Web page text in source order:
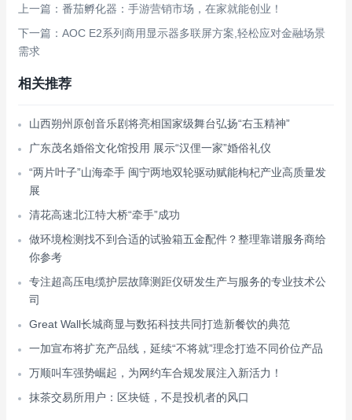
上一篇：番茄孵化器：手游营销市场，在家就能创业！
下一篇：AOC E2系列商用显示器多联屏方案,轻松应对金融场景
需求
相关推荐
山西朔州原创音乐剧将亮相国家级舞台弘扬“右玉精神”
广东茂名婚俗文化馆投用 展示“汉俚一家”婚俗礼仪
“两片叶子”山海牵手 闽宁两地双轮驱动赋能枸杞产业高质量发
展
清花高速北江特大桥“牵手”成功
做环境检测找不到合适的试验箱五金配件？整理靠谱服务商给
你参考
专注超高压电缆护层故障测距仪研发生产与服务的专业技术公
司
Great Wall长城商显与数拓科技共同打造新餐饮的典范
一加宣布将扩充产品线，延续“不将就”理念打造不同价位产品
万顺叫车强势崛起，为网约车合规发展注入新活力！
抹茶交易所用户：区块链，不是投机者的风口